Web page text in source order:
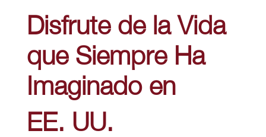
Disfrute de la Vida
que Siempre Ha
Imaginado en
EE. UU.